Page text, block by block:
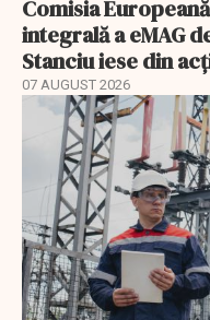
Comisia
integrală a eMAG
Stanciu iese din
07 AUGUST 2026